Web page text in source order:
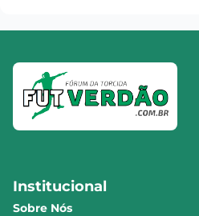
Institucional
Sobre Nós